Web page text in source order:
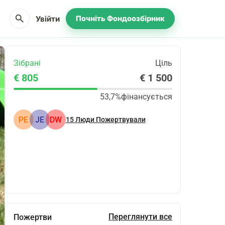
search Увійти Почніть Фондоозбірник
Зібрані Ціль
€ 805 € 1 500
53,7%фінансується
PE JE DW 15Люди Пожертвували
Пожертви Переглянути все